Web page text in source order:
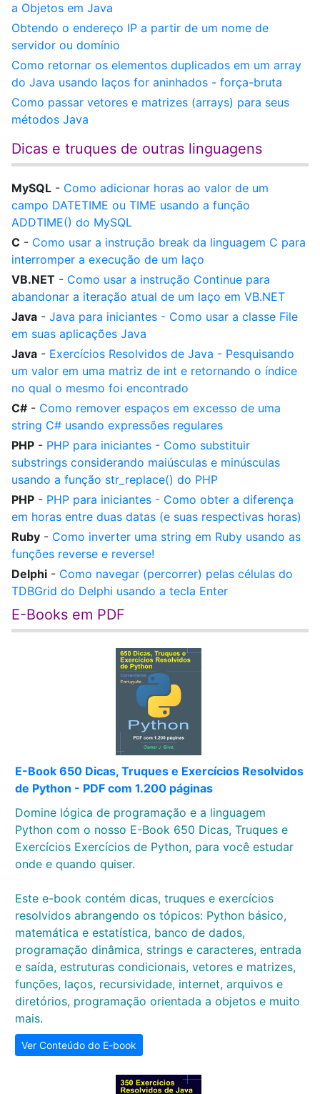
a Objetos em Java
Obtendo o endereço IP a partir de um nome de
servidor ou domínio
Como retornar os elementos duplicados em um array
do Java usando laços for aninhados - força-bruta
Como passar vetores e matrizes (arrays) para seus
métodos Java
Dicas e truques de outras linguagens
MySQL - Como adicionar horas ao valor de um
campo DATETIME ou TIME usando a função
ADDTIME() do MySQL
C - Como usar a instrução break da linguagem C para
interromper a execução de um laço
VB.NET - Como usar a instrução Continue para
abandonar a iteração atual de um laço em VB.NET
Java - Java para iniciantes - Como usar a classe File
em suas aplicações Java
Java - Exercícios Resolvidos de Java - Pesquisando
um valor em uma matriz de int e retornando o índice
no qual o mesmo foi encontrado
C# - Como remover espaços em excesso de uma
string C# usando expressões regulares
PHP - PHP para iniciantes - Como substituir
substrings considerando maiúsculas e minúsculas
usando a função str_replace() do PHP
PHP - PHP para iniciantes - Como obter a diferença
em horas entre duas datas (e suas respectivas horas)
Ruby - Como inverter uma string em Ruby usando as
funções reverse e reverse!
Delphi - Como navegar (percorrer) pelas células do
TDBGrid do Delphi usando a tecla Enter
E-Books em PDF
E-Book 650 Dicas, Truques e Exercícios Resolvidos
de Python - PDF com 1.200 páginas
Domine lógica de programação e a linguagem
Python com o nosso E-Book 650 Dicas, Truques e
Exercícios Exercícios de Python, para você estudar
onde e quando quiser.
Este e-book contém dicas, truques e exercícios
resolvidos abrangendo os tópicos: Python básico,
matemática e estatística, banco de dados,
programação dinâmica, strings e caracteres, entrada
e saída, estruturas condicionais, vetores e matrizes,
funções, laços, recursividade, internet, arquivos e
diretórios, programação orientada a objetos e muito
mais.
Ver Conteúdo do E-book